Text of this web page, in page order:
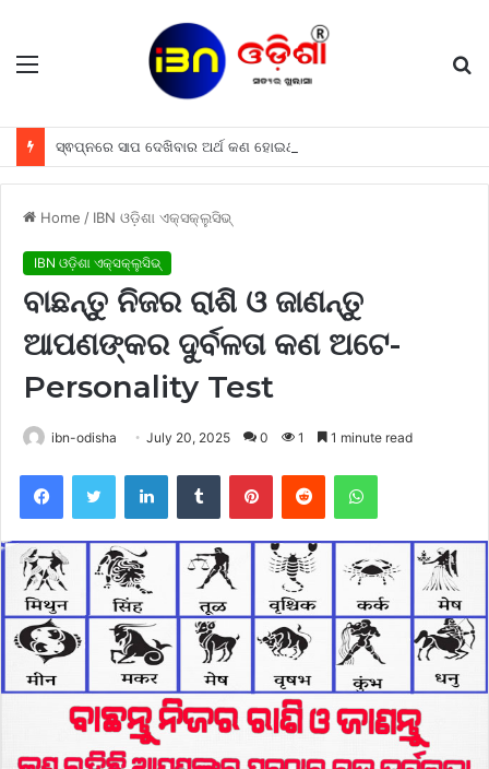
Menu
ସ୍ଵପ୍ନରେ ସାପ ଦେଖିବାର ଅର୍ଥ କଣ ହୋଇଥାଏ, ଜାଣନ୍ତୁ
Home / IBN ଓଡ଼ିଶା ଏକ୍ସକ୍ଲୁସିଭ୍
IBN ଓଡ଼ିଶା ଏକ୍ସକ୍ଲୁସିଭ୍
ବାଛନ୍ତୁ ନିଜର ରାଶି ଓ ଜାଣନ୍ତୁ
ଆପଣଙ୍କର ଦୁର୍ବଳତା କଣ ଅଟେ-
Personality Test
ibn-odisha July 20, 2025 0 1 1 minute read
FacebookTwitter LinkedInTumblr PinterestReddit WhatsApp